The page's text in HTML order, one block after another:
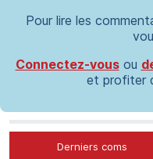
Pour lire les
Connectez-vousou
et profiter
Derniers coms